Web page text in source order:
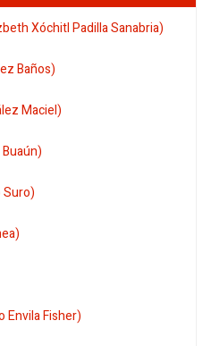
Xóchitl Padilla Sanabria)
Baños)
Maciel)
Suro)
Envila Fisher)